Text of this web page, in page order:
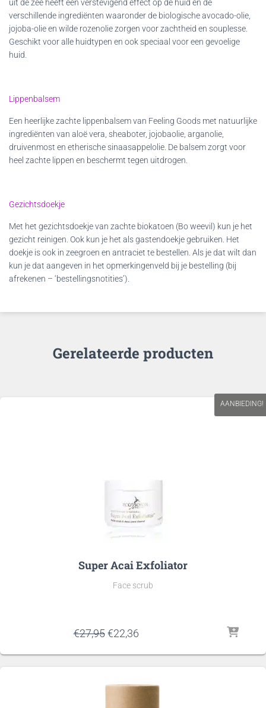
uit de zee heeft een verstevigend effect op de huid en de
verschillende ingrediënten waaronder de biologische avocado-olie,
jojoba-olie en wilde rozenolie zorgen voor zachtheid en souplesse.
Geschikt voor alle huidtypen en ook speciaal voor een gevoelige
huid.
Lippenbalsem
Een heerlijke zachte lippenbalsem van Feeling Goods met natuurlijke
ingrediënten van aloë vera, sheaboter, jojobaolie, arganolie,
druivenmost en etherische sinaasappelolie. De balsem zorgt voor
heel zachte lippen en beschermt tegen uitdrogen.
Gezichtsdoekje
Met het gezichtsdoekje van zachte biokatoen (Bo weevil) kun je het
gezicht reinigen. Ook kun je het als gastendoekje gebruiken. Het
doekje is ook in zeegroen en antraciet te bestellen. Als je dat wilt dan
kun je dat aangeven in het opmerkingenveld bij je bestelling (bij
afrekenen – ‘bestellingsnotities’).
Gerelateerde producten
AANBIEDING!
Super Acai Exfoliator
Face scrub
€27,95 Oorspronkelijke
was:
€22,36Huidige
is: